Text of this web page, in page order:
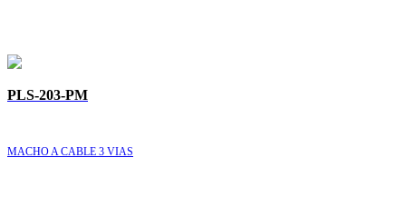
PLS-203-PM
MACHO A CABLE 3 VIAS